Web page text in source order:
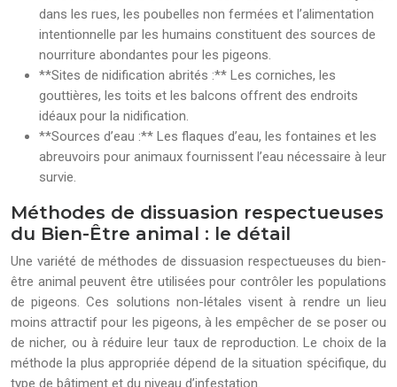
dans les rues, les poubelles non fermées et l’alimentation
intentionnelle par les humains constituent des sources de
nourriture abondantes pour les pigeons.
**Sites de nidification abrités :** Les corniches, les
gouttières, les toits et les balcons offrent des endroits
idéaux pour la nidification.
**Sources d’eau :** Les flaques d’eau, les fontaines et les
abreuvoirs pour animaux fournissent l’eau nécessaire à leur
survie.
Méthodes de dissuasion respectueuses
du Bien-Être animal : le détail
Une variété de méthodes de dissuasion respectueuses du bien-
être animal peuvent être utilisées pour contrôler les populations
de pigeons. Ces solutions non-létales visent à rendre un lieu
moins attractif pour les pigeons, à les empêcher de se poser ou
de nicher, ou à réduire leur taux de reproduction. Le choix de la
méthode la plus appropriée dépend de la situation spécifique, du
type de bâtiment et du niveau d’infestation.